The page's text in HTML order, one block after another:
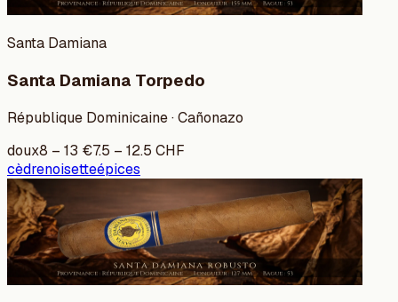
Santa Damiana
Santa Damiana Torpedo
République Dominicaine · Cañonazo
doux8 – 13 €7.5 – 12.5 CHF
cèdrenoisetteépices